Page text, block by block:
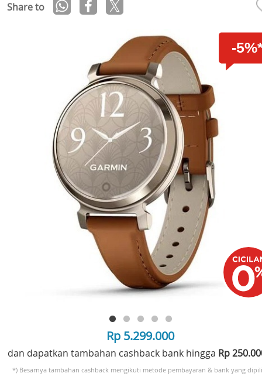
Share to
-
Rp 5.299.000
dan dapatkan tambahan cashback bank hingga Rp
*) Besarnya tambahan cashback mengikuti metode pembayaran & bank yang